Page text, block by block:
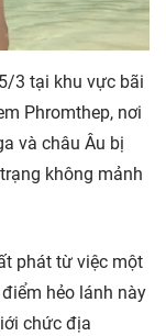
3 tại khu vực bãi
Phromthep, nơi
và châu Âu bị
không mảnh
phát từ việc một
hẻo lánh này
chức địa